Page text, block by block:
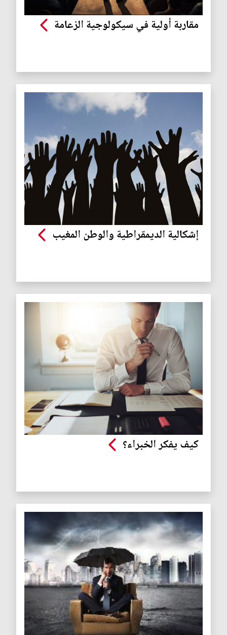
مقاربة أولية في سيكولوجية الزعامة
إشكالية الديمقراطية والوطن المغيب
كيف يفكر الخبراء؟